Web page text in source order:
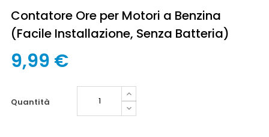
Contatore Ore per Motori a Benzina
(Facile Installazione, Senza Batteria)
9,99 €
quantità